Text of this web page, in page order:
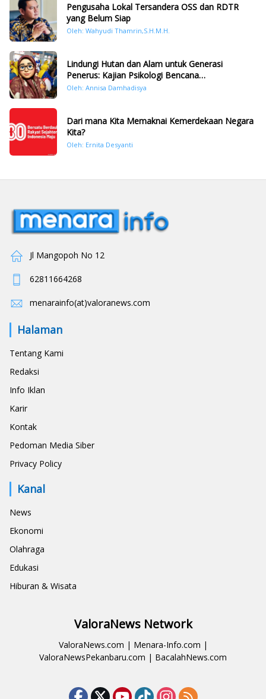
Pengusaha Lokal Tersandera OSS dan RDTR
yang Belum Siap
Oleh: Wahyudi Thamrin,S.H.M.H.
Lindungi Hutan dan Alam untuk Generasi
Penerus: Kajian Psikologi Bencana
Hidrometeorologi di Sumatera Pasca Tragedi
Oleh: Annisa Damhadisya
Dari mana Kita Memaknai Kemerdekaan Negara
Kita?
Oleh: Ernita Desyanti
Jl Mangopoh No 12
62811664268
menarainfo(at)valoranews.com
Halaman
Tentang Kami
Redaksi
Info Iklan
Karir
Kontak
Pedoman Media Siber
Privacy Policy
Kanal
News
Ekonomi
Olahraga
Edukasi
Hiburan & Wisata
ValoraNews Network
ValoraNews.com | Menara-Info.com |
ValoraNewsPekanbaru.com | BacalahNews.com